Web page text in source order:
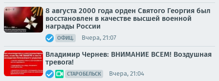
8 августа 2000 года орден Святого Георгия был
восстановлен в качестве высшей военной
награды России
ОФИЦ. Вчера, 21:07
Владимир Чернев: ВНИМАНИЕ ВСЕМ! Воздушная
тревога!
СТАРОБЕЛЬСК Вчера, 21:04